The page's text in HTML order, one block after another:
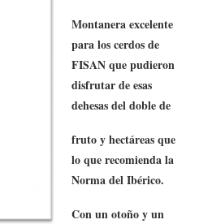
Montanera excelente
para los cerdos de
FISAN que pudieron
disfrutar de esas
dehesas del doble de
fruto y hectáreas que
lo que recomienda la
Norma del Ibérico.
Con un otoño y un